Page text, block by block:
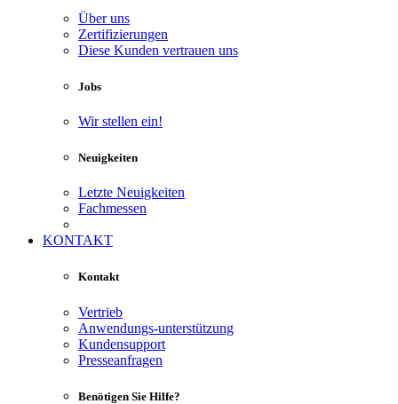
Über uns
Zertifizierungen
Diese Kunden vertrauen uns
Jobs
Wir stellen ein!
Neuigkeiten
Letzte Neuigkeiten
Fachmessen
KONTAKT
Kontakt
Vertrieb
Anwendungs-unterstützung
Kundensupport
Presseanfragen
Benötigen Sie Hilfe?